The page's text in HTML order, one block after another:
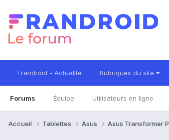
Frandroid - Actualité Rubriques du site
Forums Équipe Utilisateurs en ligne
Accueil Tablettes Asus Asus Transformer